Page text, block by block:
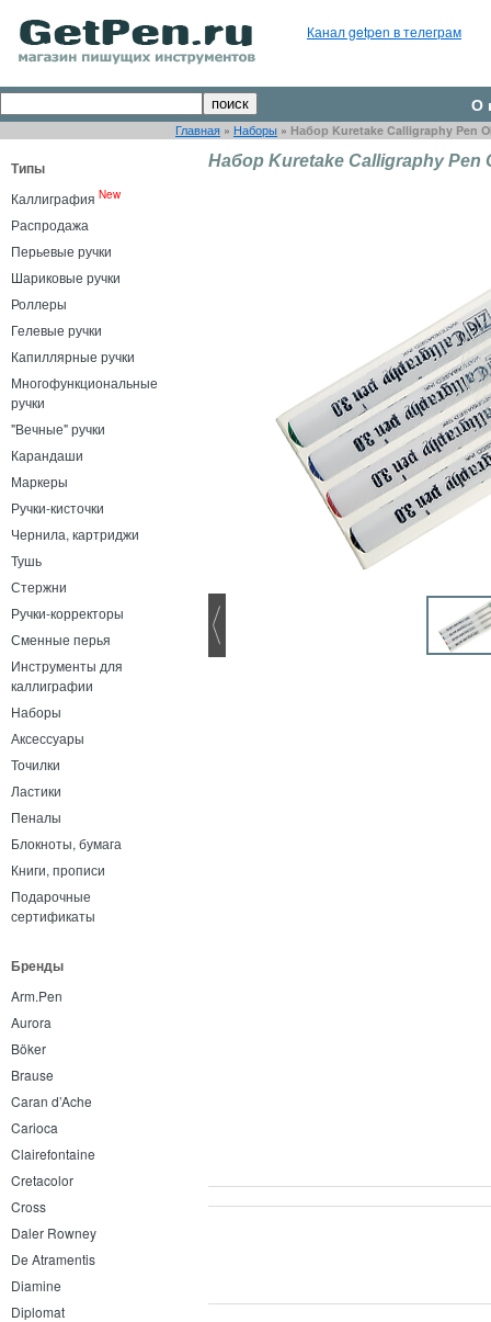
Канал getpen в телеграм
О
Главная » Наборы » Набор Kuretake Calligraphy Pen
Типы
Каллиграфия New
Распродажа
Перьевые ручки
Шариковые ручки
Роллеры
Гелевые ручки
Капиллярные ручки
Многофункциональные
ручки
"Вечные" ручки
Карандаши
Маркеры
Ручки-кисточки
Чернила, картриджи
Тушь
Стержни
Ручки-корректоры
Сменные перья
Инструменты для
каллиграфии
Наборы
Аксессуары
Точилки
Ластики
Пеналы
Блокноты, бумага
Книги, прописи
Подарочные
сертификаты
Бренды
Arm.Pen
Aurora
Böker
Brause
Caran d’Ache
Carioca
Clairefontaine
Cretacolor
Cross
Daler Rowney
De Atramentis
Diamine
Diplomat
Набор Kuretake Calligraphy Pen